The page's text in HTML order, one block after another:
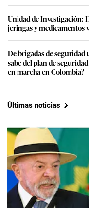
Unidad de Investigación:
jeringas y medicamentos
De brigadas de seguridad
sabe del plan de
en marcha en Colombia?
Últimas noticias